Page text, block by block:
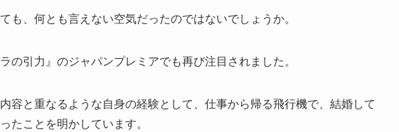
も、何とも言えない空気だったのではないでしょうか。
の引力』のジャパンプレミアでも再び注目されました。
容と重なるような自身の経験として、仕事から帰る飛行機で、結婚して
たことを明かしています。